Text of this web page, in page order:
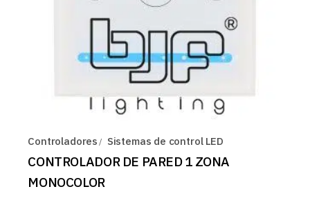
Controladores Sistemas de control LED
CONTROLADOR DE PARED 1 ZONA
MONOCOLOR